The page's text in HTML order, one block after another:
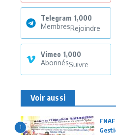
Telegram 1,000
MembresRejoindre
Vimeo 1,000
AbonnésSuivre
Voir aussi
1